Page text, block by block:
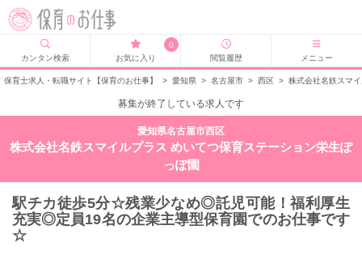
カンタン検索
0
お気に入り
閲覧履歴 メニュー
保育士求人・転職サイト【保育のお仕事】 > 愛知県 > 名古屋市 > 西区 > 株式会社名鉄スマ
募集が終了している求人です
愛知県名古屋市西区
株式会社名鉄スマイルプラス めいてつ保育ステーション栄生ぽ
っぽ園
駅チカ徒歩5分☆残業少なめ◎託児可能！福利厚生
充実◎定員19名の企業主導型保育園でのお仕事です
☆